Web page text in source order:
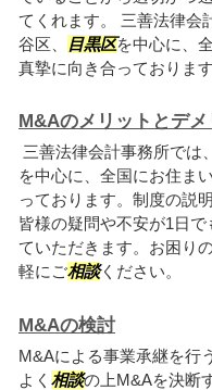
てくれます。 三善法律会
谷区、
目黒区を中心に、
真摯に向き合っておりま
M&Aのメリットとデメ
三善法律会計事務所では
を中心に、全国にお住ま
っております。制度の説
皆様の疑問や不安が1日
ていただきます。お困り
軽にご相談ください。
M&Aの検討
M&Aによる事業承継を行
よく 相談の上M&Aを決断